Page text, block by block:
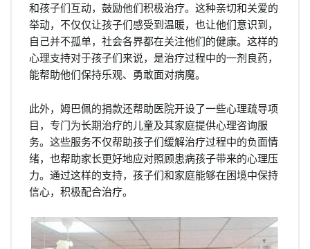
和孩子们互动，鼓励他们积极治疗。这种亲切和关爱的
举动，不仅仅让孩子们感受到温暖，也让他们意识到，
自己并不孤单，社会各界都在关注他们的健康。这样的
心理支持对于孩子们来说，是治疗过程中的一剂良药，
能帮助他们保持乐观、勇敢面对病魔。
此外，姆巴佩的捐款还帮助医院开设了一些心理疏导项
目，专门为长期治疗的儿童及其家庭提供心理咨询服
务。这些服务不仅帮助孩子们缓解治疗过程中的负面情
绪，也帮助家长更好地应对照顾患病孩子带来的心理压
力。通过这样的支持，孩子们和家庭能够在困境中保持
信心，积极配合治疗。